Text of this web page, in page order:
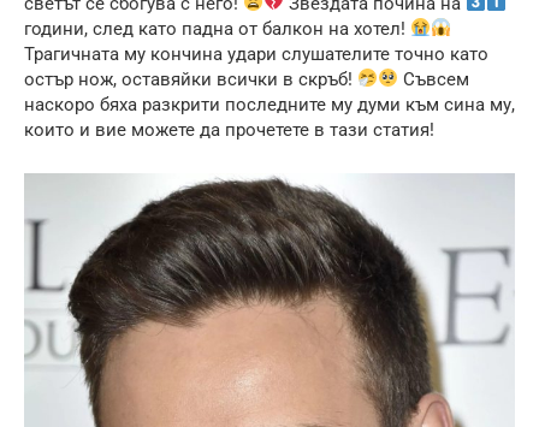
години, след като падна от балкон на хотел!
Трагичната му кончина удари слушателите точно като
остър нож, оставяйки всички в скръб!
Съвсем
наскоро бяха разкрити последните му думи към сина му,
които и вие можете да прочетете в тази статия!